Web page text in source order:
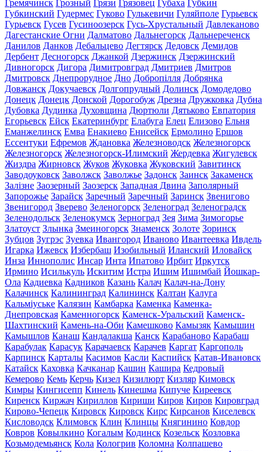
Гремячинск Грозный Грязи Грязовец Губаха Губкин
Губкинский Гудермес Гуково Гулькевичи Гуляйполе Гурьевск
Гурьевск Гусев Гусиноозерск Гусь-Хрустальный Давлеканово
Дагестанские Огни Далматово Дальнегорск Дальнереченск
Данилов Данков Дебальцево Дегтярск Дедовск Демидов
Дербент Десногорск Джанкой Дзержинск Дзержинский
Дивногорск Дигора Димитровград Дмитриев Дмитров
Дмитровск Днепрорудное Дно Добропілля Добрянка
Довжанск Докучаевск Долгопрудный Долинск Домодедово
Донецк Донецк Донской Дорогобуж Дрезна Дружковка Дубна
Дубовка Дудинка Духовщина Дюртюли Дятьково Евпатория
Егорьевск Ейск Екатеринбург Елабуга Елец Елизово Ельня
Еманжелинск Емва Енакиево Енисейск Ермолино Ершов
Ессентуки Ефремов Ждановка Железноводск Железногорск
Железногорск Железногорск-Илимский Жердевка Жигулевск
Жиздра Жирновск Жуков Жуковка Жуковский Завитинск
Заводоуковск Заволжск Заволжье Задонск Заинск Закаменск
Залізне Заозерный Заозерск Западная Двина Заполярный
Запорожье Зарайск Заречный Заречный Заринск Звенигово
Звенигород Зверево Зеленогорск Зеленоград Зеленоградск
Зеленодольск Зеленокумск Зерноград Зея Зима Зимогорье
Златоуст Злынка Змеиногорск Знаменск Золоте Зоринск
Зубцов Зугрэс Зуевка Ивангород Иваново Ивантеевка Ивдель
Игарка Ижевск Избербаш Изобильный Иланский Иловайск
Инза Иннополис Инсар Инта Ипатово Ирбит Иркутск
Ирмино Исилькуль Искитим Истра Ишим Ишимбай Йошкар-
Ола Кадиевка Кадников Казань Калач Калач-на-Дону
Калачинск Калининград Калининск Калтан Калуга
Кальміуське Калязин Камбарка Каменка Каменка-
Днепровская Каменногорск Каменск-Уральский Каменск-
Шахтинский Камень-на-Оби Камешково Камызяк Камышин
Камышлов Канаш Кандалакша Канск Карабаново Карабаш
Карабулак Карасук Карачаевск Карачев Каргат Каргополь
Карпинск Карталы Касимов Касли Каспийск Катав-Ивановск
Катайск Каховка Качканар Кашин Кашира Кедровый
Кемерово Кемь Керчь Кизел Кизилюрт Кизляр Кимовск
Кимры Кингисепп Кинель Кинешма Кипуче Киреевск
Киренск Киржач Кириллов Кириши Киров Киров Кировград
Кирово-Чепецк Кировск Кировск Кирс Кирсанов Киселевск
Кисловодск Климовск Клин Клинцы Княгинино Ковдор
Ковров Ковылкино Когалым Кодинск Козельск Козловка
Козьмодемьянск Кола Кологрив Коломна Колпашево